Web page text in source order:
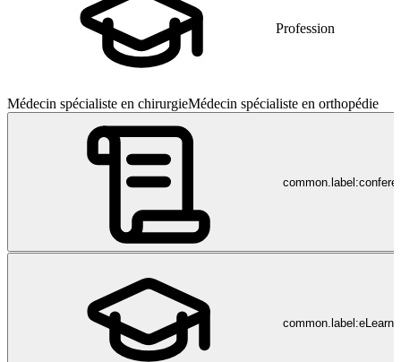
Profession
Médecin spécialiste en chirurgieMédecin spécialiste en orthopédie